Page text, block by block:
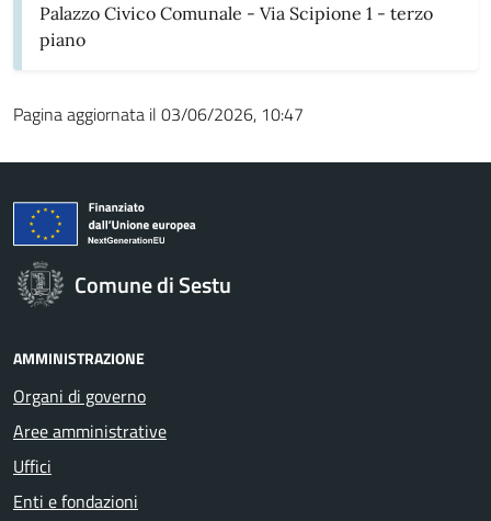
Palazzo Civico Comunale - Via Scipione 1 - terzo
piano
Pagina aggiornata il 03/06/2026, 10:47
Comune di Sestu
AMMINISTRAZIONE
Organi di governo
Aree amministrative
Uffici
Enti e fondazioni